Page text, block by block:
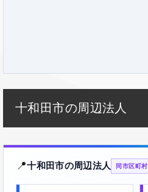
十和田市の周辺法人
📍十和田市の周辺法人 同市区町村